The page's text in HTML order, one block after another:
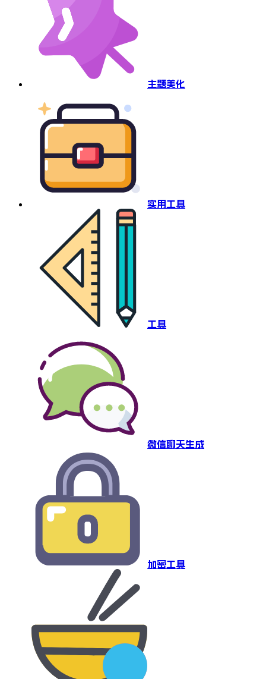
主题美化
实用工具
工具
微信聊天生成
加密工具